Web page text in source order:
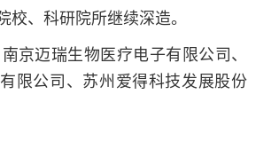
校、科研院所继续深造。
南京迈瑞生物医疗电子有限公司、
限公司、苏州爱得科技发展股份